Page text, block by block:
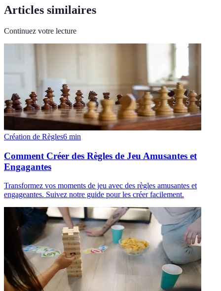
Articles similaires
Continuez votre lecture
Création de Règles6 min
Comment Créer des Règles de Jeu Amusantes et
Engagantes
Transformez vos moments de jeu avec des règles amusantes et
engageantes. Suivez notre guide pour les créer facilement.